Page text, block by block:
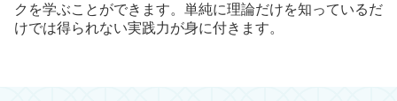
クを学ぶことができます。単純に理論だけを知っているだ
けでは得られない実践力が身に付きます。